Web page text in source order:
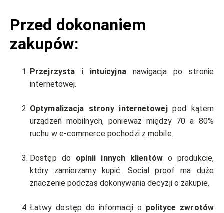
Przed dokonaniem
zakupów:
Przejrzysta i intuicyjnanawigacja po stronie
internetowej.
Optymalizacja strony internetowejpod kątem
urządzeń mobilnych, ponieważ między 70 a 80%
ruchu w e-commerce pochodzi z mobile.
Dostęp do opinii innych klientów o produkcie,
który zamierzamy kupić. Social proof ma duże
znaczenie podczas dokonywania decyzji o zakupie.
Łatwy dostęp do informacji o polityce zwrotów